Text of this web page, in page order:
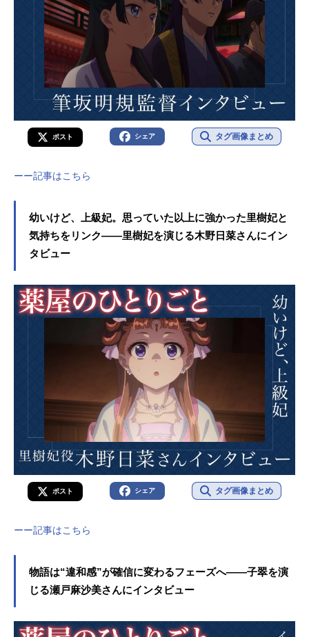
ポスト シェア タグ画像まとめ
ーー記事はこちら
幼いけど、上級妃。思っていた以上に強かった里樹妃と
気持ちをリンク――里樹妃を演じる木野日菜さんにイン
タビュー
ポスト シェア タグ画像まとめ
ーー記事はこちら
物語は“違和感”が確信に変わるフェーズへ――子翠を演
じる瀬戸麻沙美さんにインタビュー